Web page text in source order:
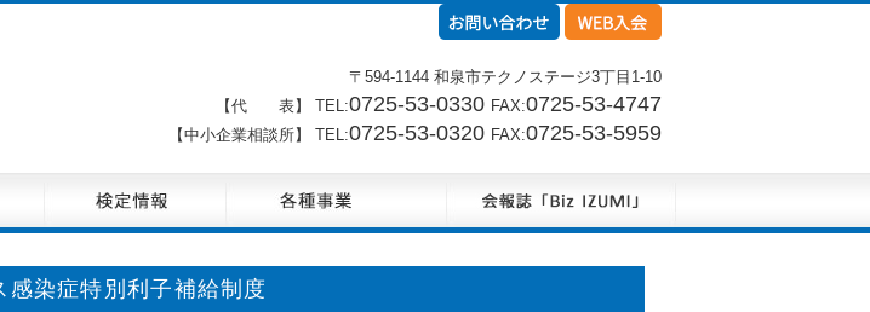
〒594-1144 和泉市テクノステージ3丁目1-10
【代 表】 TEL:0725-53-0330 FAX:0725-53-4747
【中小企業相談所】 TEL:0725-53-0320 FAX:0725-53-5959
感染症特別利子補給制度